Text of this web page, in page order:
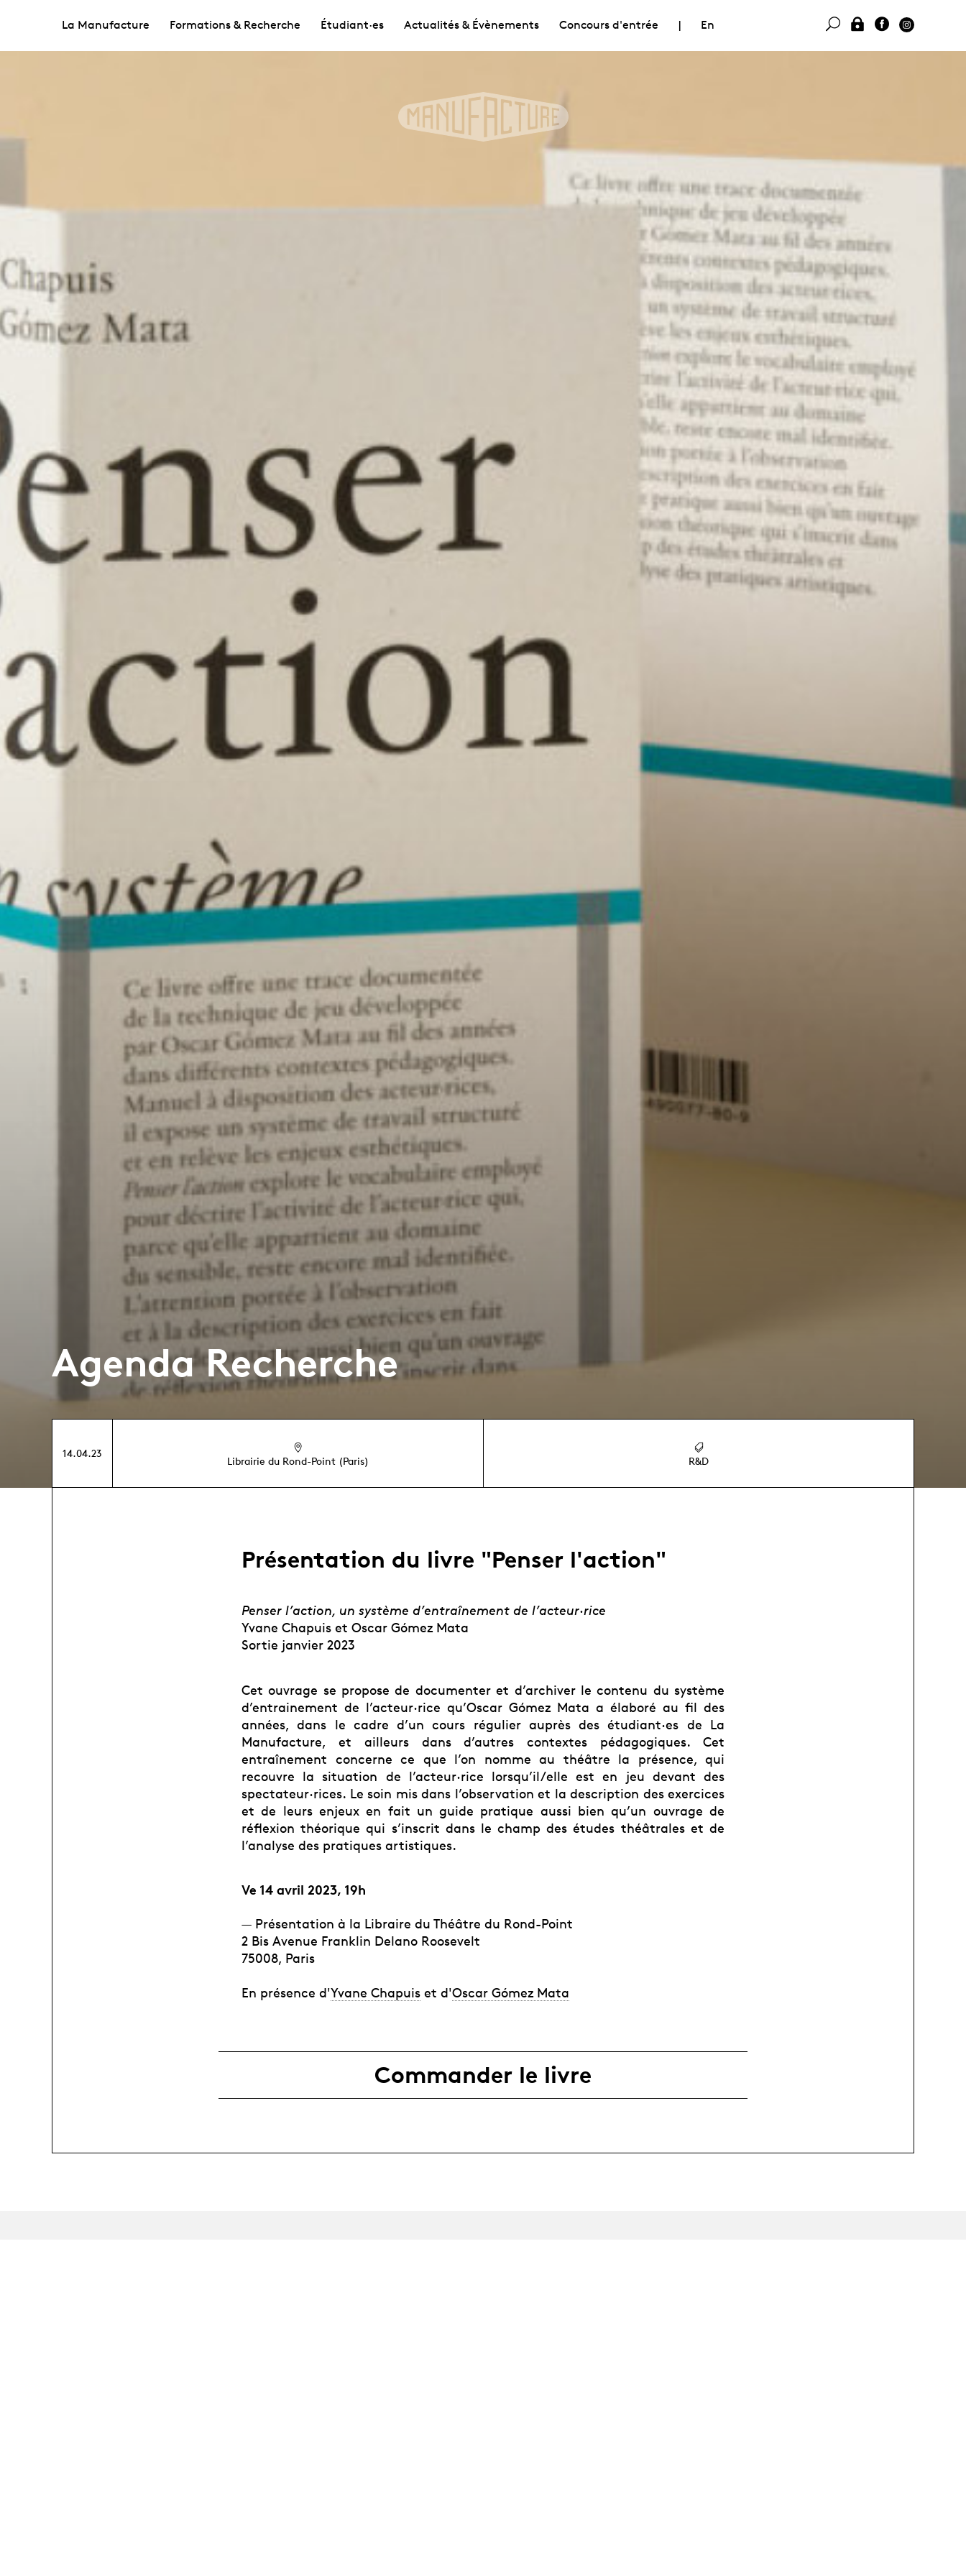
La Manufacture Formations & Recherche Étudiant·es Actualités & Évènements Concours d'entrée | En
Agenda Recherche
14.04.23
Librairie du Rond-Point (Paris) R&D
Présentation du livre "Penser l'action"
Penser l’action, un système d’entraînement de l’acteur·rice
Yvane Chapuis et Oscar Gómez Mata
Sortie janvier 2023
Cet ouvrage se propose de documenter et d’archiver le contenu du système
d’entrainement de l’acteur·rice qu’Oscar Gómez Mata a élaboré au fil des
années, dans le cadre d’un cours régulier auprès des étudiant·es de La
Manufacture, et ailleurs dans d’autres contextes pédagogiques. Cet
entraînement concerne ce que l’on nomme au théâtre la présence, qui
recouvre la situation de l’acteur·rice lorsqu’il/elle est en jeu devant des
spectateur·rices. Le soin mis dans l’observation et la description des exercices
et de leurs enjeux en fait un guide pratique aussi bien qu’un ouvrage de
réflexion théorique qui s’inscrit dans le champ des études théâtrales et de
l’analyse des pratiques artistiques.
Ve 14 avril 2023, 19h
— Présentation à la Libraire du Théâtre du Rond-Point
2 Bis Avenue Franklin Delano Roosevelt
75008, Paris
En présence d'Yvane Chapuis et d'Oscar Gómez Mata
Commander le livre